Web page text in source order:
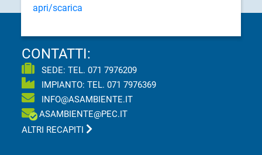
apri/scarica
CONTATTI:
SEDE: TEL.071 7976209
IMPIANTO: TEL.071 7976369
INFO@ASAMBIENTE.IT
ASAMBIENTE@PEC.IT
ALTRI RECAPITI